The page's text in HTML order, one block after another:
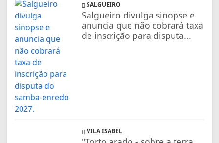
SALGUEIRO
Salgueiro divulga sinopse e
anuncia que não cobrará taxa
de inscrição para disputa...
VILA ISABEL